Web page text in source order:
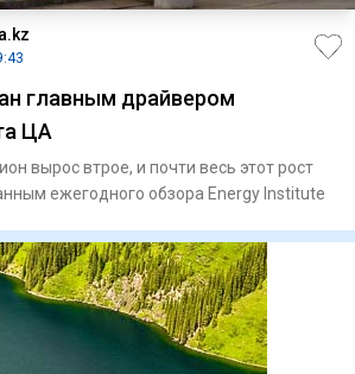
главным драйвером
ЦА
вырос втрое, и почти весь этот рост
ежегодного обзора Energy Institute